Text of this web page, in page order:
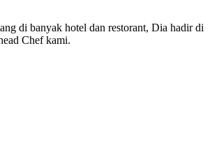
di banyak hotel dan restorant, Dia hadir di
Chef kami.